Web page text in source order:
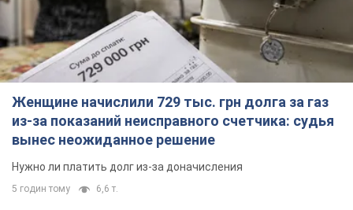
Женщине начислили 729 тыс. грн долга за газ
из-за показаний неисправного счетчика: судья
вынес неожиданное решение
Нужно ли платить долг из-за доначисления
5 годин тому 6,6 т.